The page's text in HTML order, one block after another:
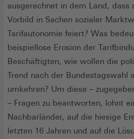
ausgerechnet in dem Land, dass
Vorbild in Sachen sozialer
Tarifautonomie feiert? Was
beispiellose Erosion der
Beschäftigten, wie wollen die
Trend nach der Bundestagswahl
umkehren? Um diese –
– Fragen zu beantworten, lohnt
Nachbarländer, auf die hiesige
letzten 16 Jahren und auf die